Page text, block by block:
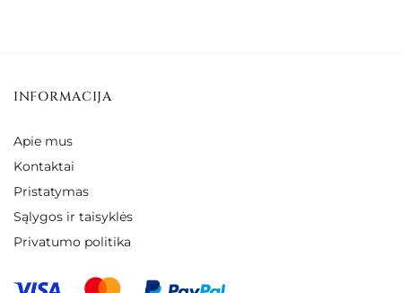
INFORMACIJA
Apie mus
Kontaktai
Pristatymas
Sąlygos ir taisyklės
Privatumo politika